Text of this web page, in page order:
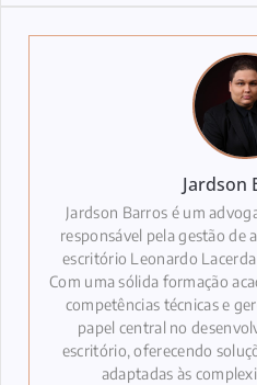
Jardson
Jardson Barros é um
responsável pela gestão de
escritório Leonardo
Com uma sólida formação
competências técnicas e
papel central no
escritório, oferecendo
adaptadas às